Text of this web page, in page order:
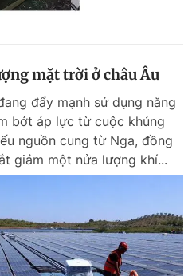
mặt trời ở châu Âu
đẩy mạnh sử dụng năng
bớt áp lực từ cuộc khủng
nguồn cung từ Nga, đồng
giảm một nửa lượng khí...